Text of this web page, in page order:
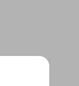
XL150
150 X 76 CM